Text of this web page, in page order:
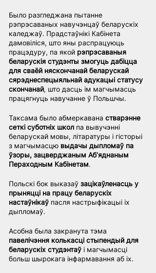
Было разгледжана пытанне
рэпрэсаваных навучэнцаў беларускіх
каледжаў. Прадстаўнікі Кабінета
дамовіліся, што яны распрацуюць
працэдуру, па якой рэпрэсаваныя
беларускія студэнты змогуць дабіцца
для сваёй няскончанай беларускай
сярэднеспецыяльнай адукацыі статусу
скончанай, што дасць ім магчымасць
працягнуць навучанне ў Польшчы.
Таксама было абмеркавана стварэнне
сеткі суботніх школ па вывучэнні
беларускай мовы, літаратуры і гісторыі
з магчымасцю выдачы дыпломаў па
ўзоры, зацверджаным Аб’яднаным
Пераходным Кабінетам.
Польскі бок выказаў зацікаўленасць у
прыняцці на працу беларускіх
настаўнікаў пасля настрыфікацыі іх
дыпломаў.
Асобна была закранута тэма
павелічэння колькасці стыпендый для
беларускіх студэнтаў і магчымасці
больш шырокага інфармавання аб іх.